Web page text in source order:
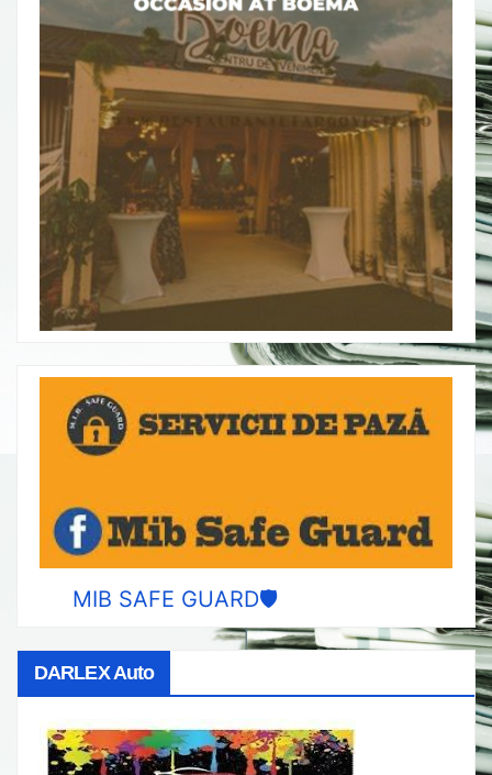
MIB SAFE GUARD🛡️
DARLEX Auto